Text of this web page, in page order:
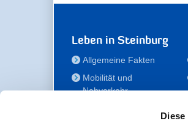
Leben in Steinburg
Allgemeine Fakten
Mobilität und
Nahverkehr